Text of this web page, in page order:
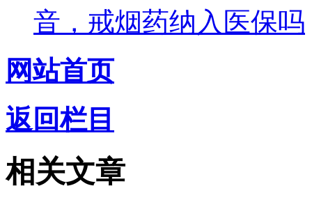
音，戒烟药纳入医保吗
网站首页
返回栏目
相关文章